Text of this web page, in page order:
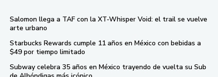
Salomon llega a TAF con la XT-Whisper Void: el trail se vuelve
arte urbano
Starbucks Rewards cumple 11 años en México con bebidas a
$49 por tiempo limitado
Subway celebra 35 años en México trayendo de vuelta su Sub